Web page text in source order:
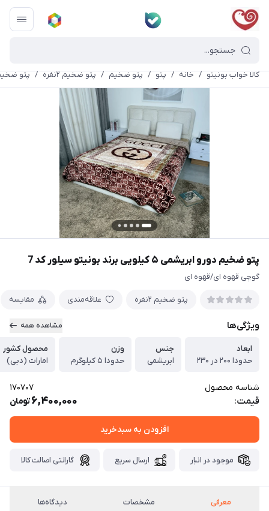
کالا خواب بونیتو / خانه / پتو / پتو ضخیم / پتو ضخیم ۲نفره / پتو ضخیم دورو
پتو ضخیم دورو ابریشمی ۵ کیلویی برند بونیتو سیلور کد 7
گوچی قهوه ای/قهوه ای
پتو ضخیم ۲نفره علاقه‌مندی مقایسه
ویژگی‌ها مشاهده همه
ابعاد
حدودا ۲۰۰ در ۲۳۰
جنس
ابریشمی
وزن
حدودا ۵ کیلوگرم
محصول کشور
امارات (دبی)
شناسه محصول 170707
قیمت: 6,400,000تومان
افزودن به سبدخرید
موجود در انبار ارسال سریع گارانتی اصالت کالا
معرفی مشخصات دیدگاه‌ها